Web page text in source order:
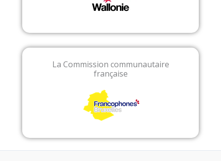
La Commission communautaire
française